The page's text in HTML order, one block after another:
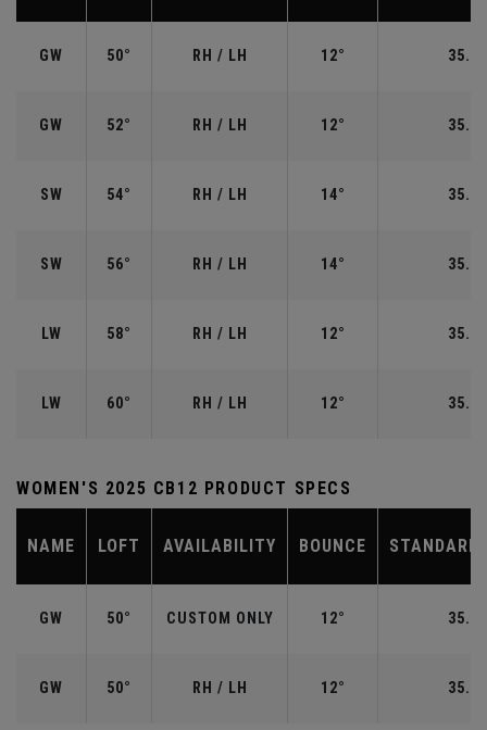
GW 50° RH / LH 12°
GW 52° RH / LH 12°
SW 54° RH / LH 14°
SW 56° RH / LH 14°
LW 58° RH / LH 12°
LW 60° RH / LH 12°
WOMEN'S 2025 CB12 PRODUCT SPECS
NAME LOFT AVAILABILITY BOUNCE STANDARD
GW 50° CUSTOM ONLY 12°
GW 50° RH / LH 12°